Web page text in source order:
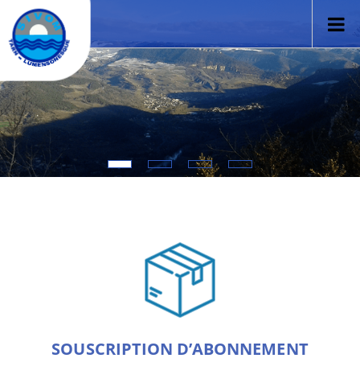
SOUSCRIPTION D’ABONNEMENT